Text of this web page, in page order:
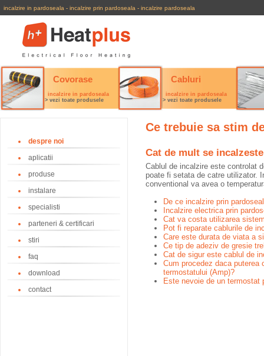
incalzire in pardoseala - incalzire prin pardoseala - incalzire pardoseala
Covorase
incalzire in pardoseala
> vezi toate produsele
Cabluri
incalzire in pardoseala
> vezi toate produsele
despre noi
aplicatii
produse
instalare
specialisti
parteneri & certificari
stiri
faq
download
contact
Ce trebuie sa stim
Cat de mult se
Cablul de incalzire este controlat
poate fi setata de catre utilizator.
conventional va avea o
De ce incalzire prin
Incalzire electrica prin
Cat va costa utilizarea
Pot fi reparate cablurile de
Care este durata de viata a
Ce tip de adeziv de gresie
Cat de sigur este cablul de
Cum procedez daca puterea
termostatului (Amp)?
Este nevoie de un termostat